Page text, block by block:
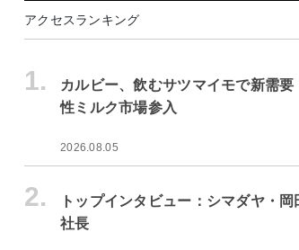
アクセスランキング
1.
カルビー、飲むサツマイモで新需
性ミルク市場参入
2026.08.05
2.
トップインタビュー：シマダヤ・岡
社長